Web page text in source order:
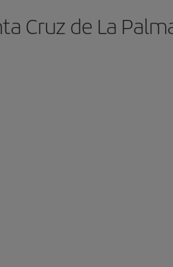
Cruz de La